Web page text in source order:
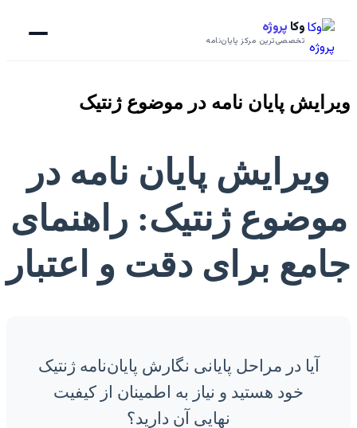
وکا پروژه
تخصصی‌ترین مرکز پایان‌نامه
ویرایش پایان نامه در موضوع ژنتیک
ویرایش پایان نامه در
موضوع ژنتیک: راهنمای
جامع برای دقت و اعتبار
آیا در مراحل پایانی نگارش پایان‌نامه ژنتیک
خود هستید و نیاز به اطمینان از کیفیت
نهایی آن دارید؟